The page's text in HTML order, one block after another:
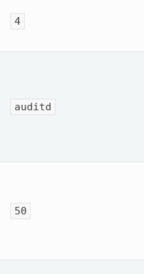
4
auditd
50